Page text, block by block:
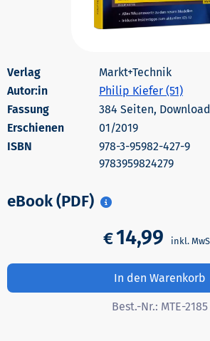
Markt+Technik
Autor:in
Philip Kiefer (51)
384 Seiten, Download
Erschienen
01/2019
978-3-95982-427-9
9783959824279
eBook (PDF)
€14,99
In den Warenkorb
Best.-Nr.: MTE-2185